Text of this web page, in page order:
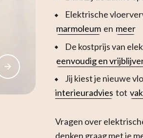
Elektrische
marmoleum en meer
De kostprijs van
eenvoudig en
Jij kiest je nieuwe
interieuradvies tot
Vragen over
denken graag met je